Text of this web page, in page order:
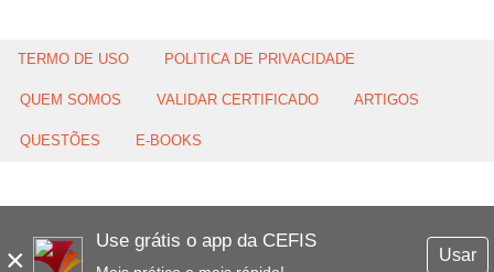
×
Use grátis o app da CEFIS
Usar
TERMO DE USO POLITICA DE PRIVACIDADE
QUEM SOMOS VALIDAR CERTIFICADO ARTIGOS
QUESTÕES E-BOOKS